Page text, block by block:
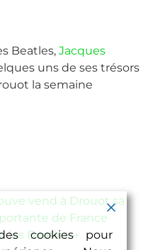
Beatles, Jacques
uns de ses trésors
la semaine
vend à Drouot sa
de France
les Beatles→
cookies pour